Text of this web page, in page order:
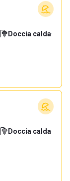
Doccia calda·
Doccia calda·